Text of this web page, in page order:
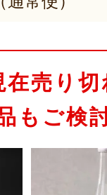
在売り
もご検